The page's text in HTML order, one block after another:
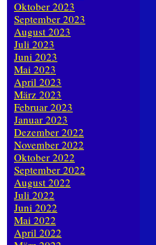
Oktober 2023
September 2023
August 2023
Juli 2023
Juni 2023
Mai 2023
April 2023
März 2023
Februar 2023
Januar 2023
Dezember 2022
November 2022
Oktober 2022
September 2022
August 2022
Juli 2022
Juni 2022
Mai 2022
April 2022